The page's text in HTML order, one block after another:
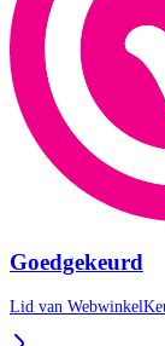
Goedgekeurd
Lid van